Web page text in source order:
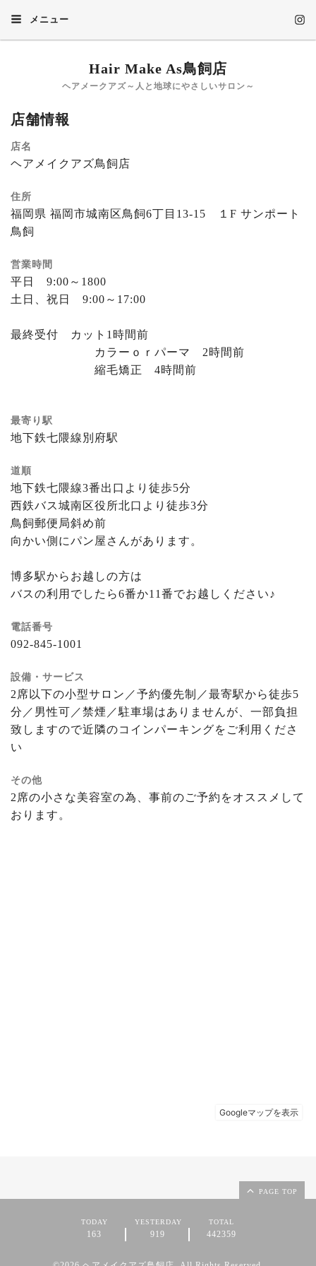
メニュー
Hair Make As鳥飼店
ヘアメークアズ～人と地球にやさしいサロン～
店舗情報
店名
ヘアメイクアズ鳥飼店
住所
福岡県 福岡市城南区鳥飼6丁目13-15 １F サンポート
鳥飼
営業時間
平日 9:00～1800
土日、祝日 9:00～17:00
最終受付 カット1時間前
カラーｏｒパーマ 2時間前
縮毛矯正 4時間前
最寄り駅
地下鉄七隈線別府駅
道順
地下鉄七隈線3番出口より徒歩5分
西鉄バス城南区役所北口より徒歩3分
鳥飼郵便局斜め前
向かい側にパン屋さんがあります。
博多駅からお越しの方は
バスの利用でしたら6番か11番でお越しください♪
電話番号
092-845-1001
設備・サービス
2席以下の小型サロン／予約優先制／最寄駅から徒歩5
分／男性可／禁煙／駐車場はありませんが、一部負担
致しますので近隣のコインパーキングをご利用くださ
い
その他
2席の小さな美容室の為、事前のご予約をオススメして
おります。
PAGE TOP
TODAY
163
YESTERDAY
919
TOTAL
442359